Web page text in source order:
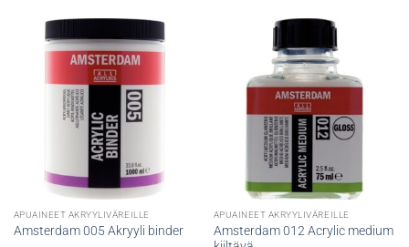
tehdä
tuotteen
tuotteen
APUAINEET AKRYYLIVÄREILLE
Amsterdam 005 Akryyli binder
APUAINEET AKRYYLIVÄREILLE
Amsterdam 012 Acrylic medium